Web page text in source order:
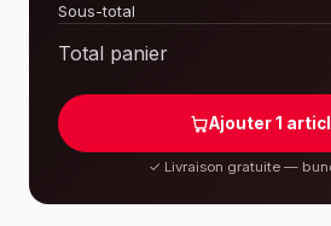
Sous-total
Total panier
Ajouter1
✓ Livraison gratuite —